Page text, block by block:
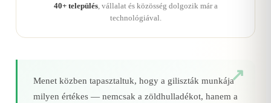
40+ település, vállalat és közösség dolgozik már a
technológiával.
Menet közben tapasztaltuk, hogy a giliszták munkája
milyen értékes — nemcsak a zöldhulladékot, hanem a